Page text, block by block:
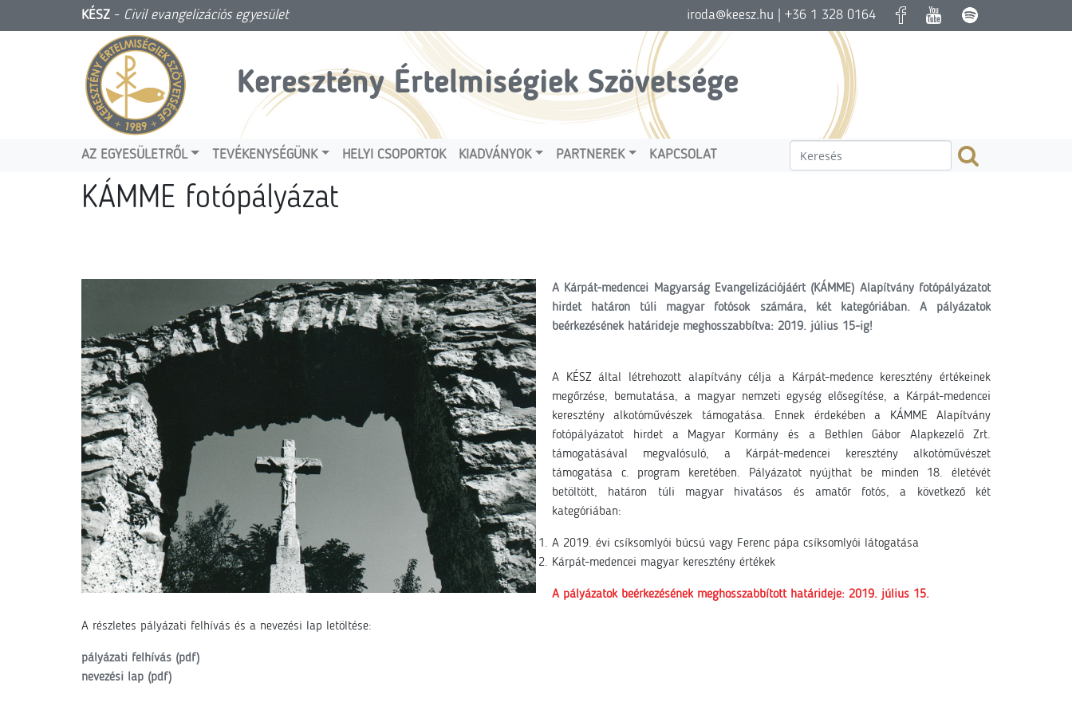
KÉSZ - Civil evangelizációs egyesület iroda@keesz.hu | +36 1 328 0164
Keresztény Értelmiségiek Szövetsége
AZ EGYESÜLETRŐL TEVÉKENYSÉGÜNK HELYI CSOPORTOK KIADVÁNYOK PARTNEREK KAPCSOLAT
KÁMME fotópályázat
A Kárpát-medencei Magyarság Evangelizációjáért (KÁMME) Alapítvány fotópályázatot
hirdet határon túli magyar fotósok számára, két kategóriában. A pályázatok
beérkezésének határideje meghosszabbítva: 2019. július 15-ig!
A KÉSZ által létrehozott alapítvány célja a Kárpát-medence keresztény értékeinek
megőrzése, bemutatása, a magyar nemzeti egység elősegítése, a Kárpát-medencei
keresztény alkotóművészek támogatása. Ennek érdekében a KÁMME Alapítvány
fotópályázatot hirdet a Magyar Kormány és a Bethlen Gábor Alapkezelő Zrt.
támogatásával megvalósuló, a Kárpát-medencei keresztény alkotóművészet
támogatása c. program keretében. Pályázatot nyújthat be minden 18. életévét
betöltött, határon túli magyar hivatásos és amatőr fotós, a következő két
kategóriában:
A 2019. évi csíksomlyói búcsú vagy Ferenc pápa csíksomlyói látogatása
Kárpát-medencei magyar keresztény értékek
A pályázatok beérkezésének meghosszabbított határideje: 2019. július 15.
A részletes pályázati felhívás és a nevezési lap letöltése:
pályázati felhívás (pdf)
nevezési lap (pdf)